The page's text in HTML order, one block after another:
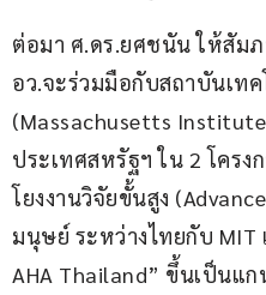
ต่อมา ศ.ดร.ยศชนัน ให้สัม
อว.จะร่วมมือกับสถาบันเท
(Massachusetts
ประเทศสหรัฐฯ ใน 2 โครง
โยงงานวิจัยขั้นสูง
มนุษย์ ระหว่างไทยกับ MIT
AHA Thailand” ขึ้นเป็นแ